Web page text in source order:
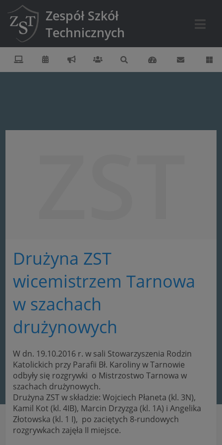
Zespół Szkół
Technicznych
Drużyna ZST
wicemistrzem Tarnowa
w szachach
drużynowych
W dn. 19.10.2016 r. w sali Stowarzyszenia Rodzin
Katolickich przy Parafii Bł. Karoliny w Tarnowie
odbyły się rozgrywki o Mistrzostwo Tarnowa w
szachach drużynowych.
Drużyna ZST w składzie: Wojciech Płaneta (kl. 3N),
Kamil Kot (kl. 4IB), Marcin Drzyzga (kl. 1A) i Angelika
Złotowska (kl. 1 I), po zaciętych 8-rundowych
rozgrywkach zajęła II miejsce.